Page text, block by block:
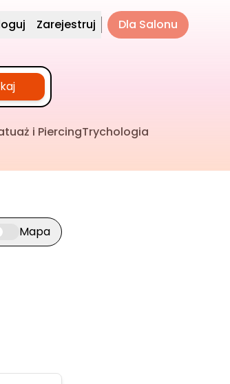
Zarejestruj Dla Salonu
i PiercingTrychologia
widok mapy
Mapa